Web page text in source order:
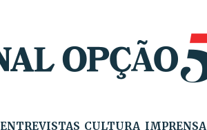
ENTREVISTAS CULTURA IMPRENSA